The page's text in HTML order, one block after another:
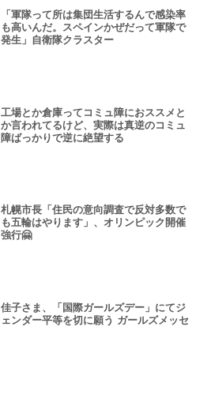
「軍隊って所は集団生活するんで感染率
も高いんだ。スペインかぜだって軍隊で
発生」自衛隊クラスター
工場とか倉庫ってコミュ障におススメと
か言われてるけど、実際は真逆のコミュ
障ばっかりで逆に絶望する
札幌市長「住民の意向調査で反対多数で
も五輪はやります」、オリンピック開催
強行🤗
佳子さま、「国際ガールズデー」にてジ
ェンダー平等を切に願う ガールズメッセ